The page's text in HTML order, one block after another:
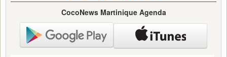
CocoNews Martinique Agenda